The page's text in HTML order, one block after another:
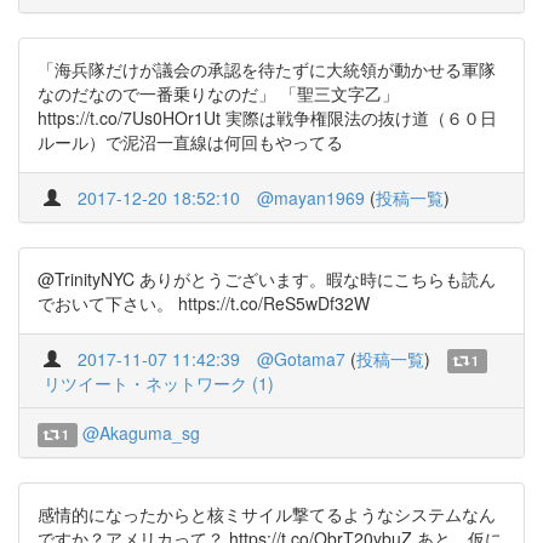
「海兵隊だけが議会の承認を待たずに大統領が動かせる軍隊
なのだなので一番乗りなのだ」 「聖三文字乙」
https://t.co/7Us0HOr1Ut 実際は戦争権限法の抜け道（６０日
ルール）で泥沼一直線は何回もやってる
2017-12-20 18:52:10 @mayan1969 (投稿一覧)
@TrinityNYC ありがとうございます。暇な時にこちらも読ん
でおいて下さい。 https://t.co/ReS5wDf32W
2017-11-07 11:42:39 @Gotama7 (投稿一覧) 1
リツイート・ネットワーク (1)
1 @Akaguma_sg
感情的になったからと核ミサイル撃てるようなシステムなん
ですか？アメリカって？ https://t.co/ObrT20ybuZ あと、仮に